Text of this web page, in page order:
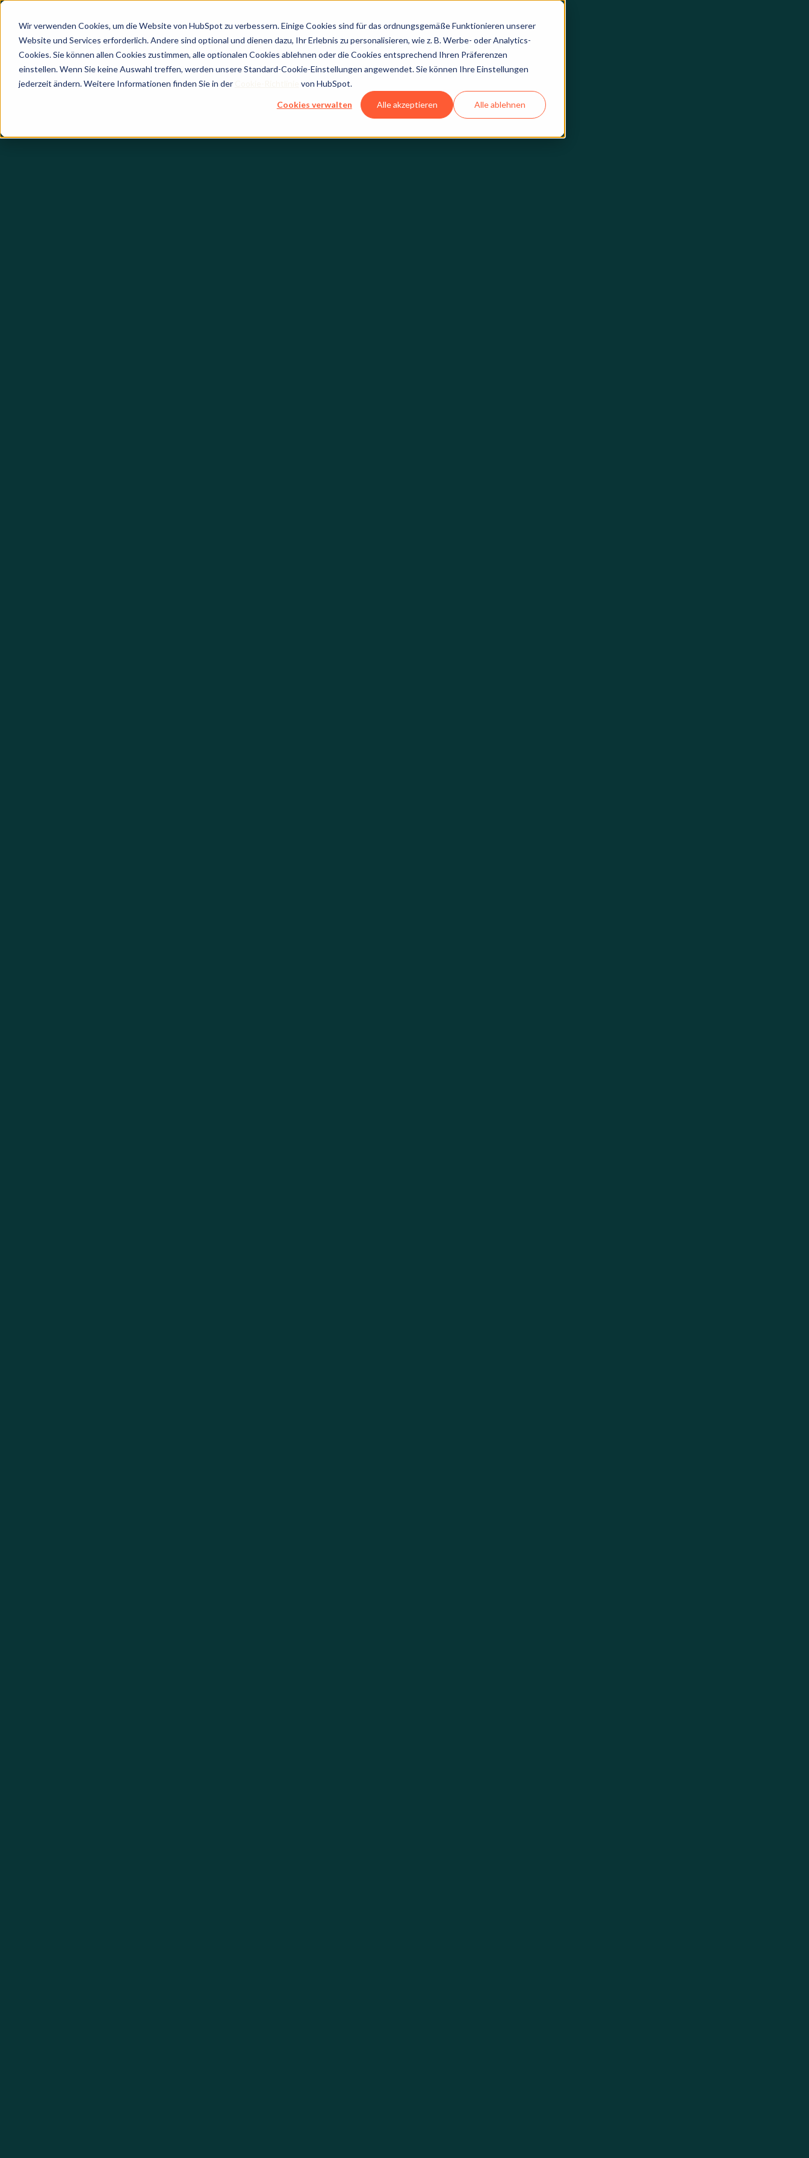
Wir verwenden Cookies, um die Website von HubSpot zu verbessern. Einige Cookies sind für das ordnungsgemäße Funktionieren unserer
Website und Services erforderlich. Andere sind optional und dienen dazu, Ihr Erlebnis zu personalisieren, wie z. B. Werbe- oder Analytics-
Cookies. Sie können allen Cookies zustimmen, alle optionalen Cookies ablehnen oder die Cookies entsprechend Ihren Präferenzen
einstellen. Wenn Sie keine Auswahl treffen, werden unsere Standard-Cookie-Einstellungen angewendet. Sie können Ihre Einstellungen
jederzeit ändern. Weitere Informationen finden Sie in der
von HubSpot.
Cookies verwalten Alle akzeptieren Alle ablehnen